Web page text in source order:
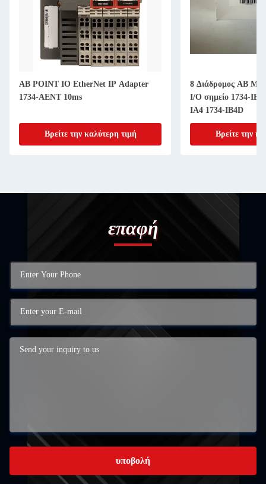
AB POINT IO EtherNet IP Adapter
1734-AENT 10ms
Βρείτε την καλύτερη τιμή
8 Διάδρομος AB
I/O σημείο 1734-IB8
IA4 1734-IB4D
Βρείτε την
επαφή
υποβολή